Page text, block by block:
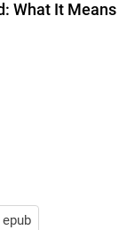
What It Means